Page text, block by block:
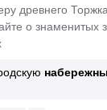
древнего
о знаменитых